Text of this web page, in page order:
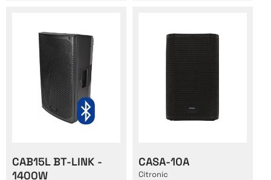
CAB15L BT-LINK -
1400W
CASA-10A
Citronic